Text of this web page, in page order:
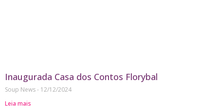
Inaugurada Casa dos Contos Florybal
Soup News
12/12/2024
Leia mais